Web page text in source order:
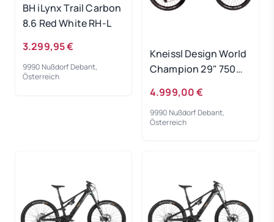
BH iLynx Trail Carbon
8.6 Red White RH-L
3.299,95 €
9990 Nußdorf Debant,
Österreich
Kneissl Design World
Champion 29" 750Wh
40 cm
4.999,00 €
9990 Nußdorf Debant,
Österreich